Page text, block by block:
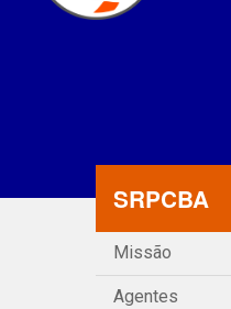
SRPCBA
Missão
Agentes